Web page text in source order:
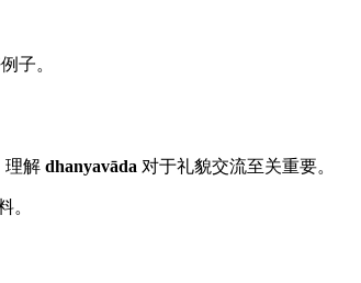
子。
理解 dhanyavāda 对于礼貌交流至关重要。
。